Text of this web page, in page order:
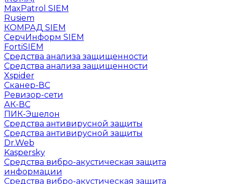
MaxPatrol SIEM
Rusiem
КОМРАД SIEM
СерчИнформ SIEM
FortiSIEM
Средства анализа защищенности
Средства анализа защищенности
Xspider
Сканер-ВС
Ревизор-сети
АК-ВС
ПИК-Эшелон
Средства антивирусной защиты
Средства антивирусной защиты
Dr.Web
Kaspersky
Средства вибро-акустическая защита
информации
Средства вибро-акустическая защита